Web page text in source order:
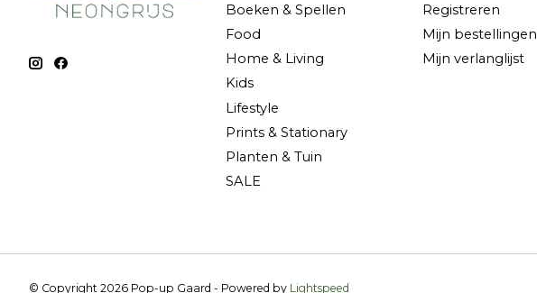
Boeken & Spellen
Food
Home & Living
Kids
Lifestyle
Prints & Stationary
Planten & Tuin
SALE
Registreren
Mijn bestellingen
Mijn verlanglijst
© Copyright 2026 Pop-up Gaard - Powered by Lightspeed